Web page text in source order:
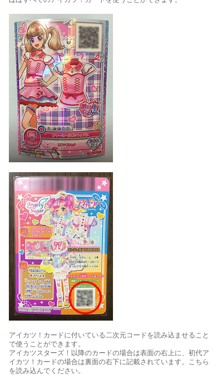
アイカツ！カードに付いている二次元コードを読み込ませること
で使うことができます。
アイカツスターズ！以降のカードの場合は表面の右上に、初代ア
イカツ！カードの場合は裏面の右下に記載されています。こちら
を読み込んでください。